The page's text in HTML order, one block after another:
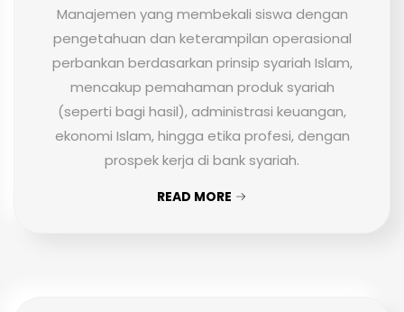
Manajemen yang membekali siswa dengan
pengetahuan dan keterampilan operasional
perbankan berdasarkan prinsip syariah Islam,
mencakup pemahaman produk syariah
(seperti bagi hasil), administrasi keuangan,
ekonomi Islam, hingga etika profesi, dengan
prospek kerja di bank syariah.
READ MORE